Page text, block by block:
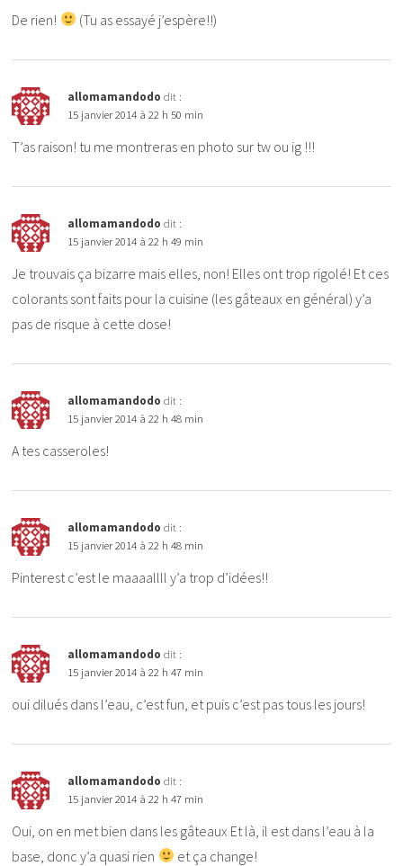
De rien! (Tu as essayé j’espère!!)
allomamandodo dit :
15 janvier 2014 à 22 h 50 min
T’as raison! tu me montreras en photo sur tw ou ig !!!
allomamandodo dit :
15 janvier 2014 à 22 h 49 min
Je trouvais ça bizarre mais elles, non! Elles ont trop rigolé! Et ces
colorants sont faits pour la cuisine (les gâteaux en général) y’a
pas de risque à cette dose!
allomamandodo dit :
15 janvier 2014 à 22 h 48 min
A tes casseroles!
allomamandodo dit :
15 janvier 2014 à 22 h 48 min
Pinterest c’est le maaaallll y’a trop d’idées!!
allomamandodo dit :
15 janvier 2014 à 22 h 47 min
oui dilués dans l’eau, c’est fun, et puis c’est pas tous les jours!
allomamandodo dit :
15 janvier 2014 à 22 h 47 min
Oui, on en met bien dans les gâteaux Et là, il est dans l’eau à la
base, donc y’a quasi rien
et ça change!